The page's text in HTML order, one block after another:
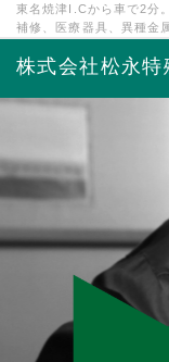
東名焼津I.Cから車で2分
補修、医療器具、異種金
株式会社松永特